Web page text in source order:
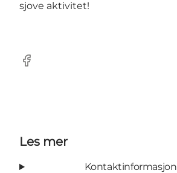
sjove aktivitet!
Facebook
Les mer
Kontaktinformasjon